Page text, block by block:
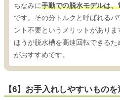
ちなみに手動での脱水モデルは
です。その分トルクと呼ばれる
ント不要というメリットがあり
ほうが脱水槽を高速回転できる
がおすすめです。
【6】お手入れしやすいものを